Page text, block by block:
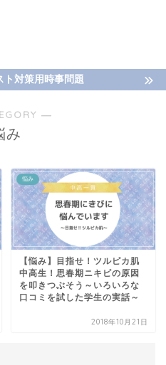
ト対策用時事問題
―
み
悩み
【悩み】目指せ！ツルピカ肌
中高生！思春期ニキビの原因
を叩きつぶそう～いろいろな
口コミを試した学生の実話～
2018年10月21日